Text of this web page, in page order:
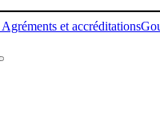
Agréments et accréditations